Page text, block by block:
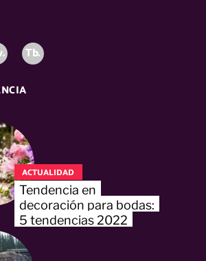
Tb.
ACTUALIDAD
Tendencia en
decoración para bodas:
5 tendencias 2022